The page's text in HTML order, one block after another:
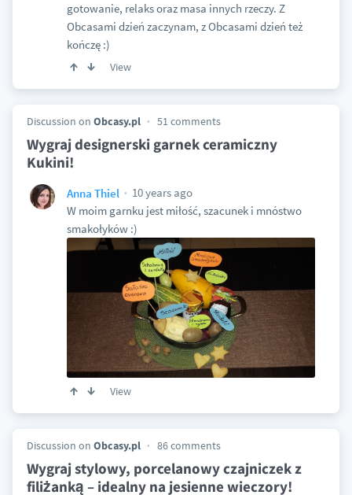
gotowanie, relaks oraz masa innych rzeczy. Z
Obcasami dzień zaczynam, z Obcasami dzień też
kończę :)
View
Discussion on Obcasy.pl 51 comments
Wygraj designerski garnek ceramiczny
Kukini!
Anna Thiel
10 years ago
W moim garnku jest miłość, szacunek i mnóstwo
smakołyków :)
View
Discussion on Obcasy.pl 86 comments
Wygraj stylowy, porcelanowy czajniczek z
filiżanką – idealny na jesienne wieczory!